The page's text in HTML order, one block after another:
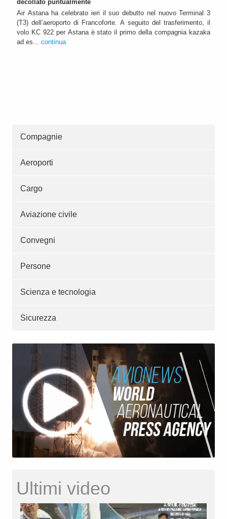
decollato puntualmente
Air Astana ha celebrato ieri il suo debutto nel nuovo Terminal 3
(T3) dell’aeroporto di Francoforte. A seguito del trasferimento, il
volo KC 922 per Astana è stato il primo della compagnia kazaka
ad es... continua
Compagnie
Aeroporti
Cargo
Aviazione civile
Convegni
Persone
Scienza e tecnologia
Sicurezza
Ultimi video